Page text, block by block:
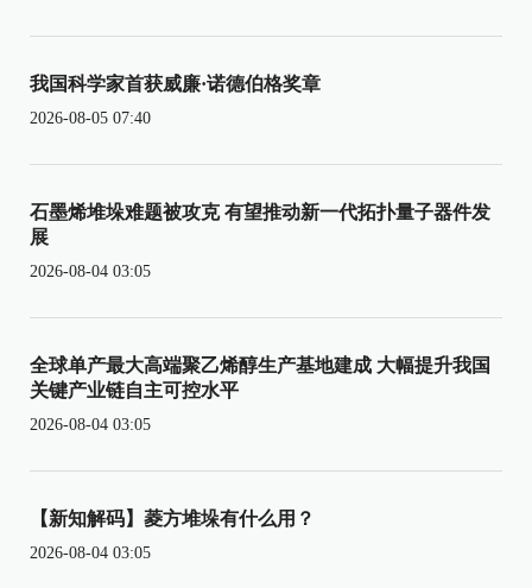
我国科学家首获威廉·诺德伯格奖章
2026-08-05 07:40
石墨烯堆垛难题被攻克 有望推动新一代拓扑量子器件发
展
2026-08-04 03:05
全球单产最大高端聚乙烯醇生产基地建成 大幅提升我国
关键产业链自主可控水平
2026-08-04 03:05
【新知解码】菱方堆垛有什么用？
2026-08-04 03:05